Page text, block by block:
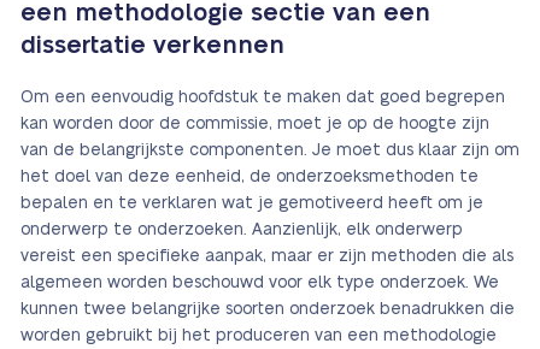
een methodologie sectie van een
dissertatie verkennen
Om een eenvoudig hoofdstuk te maken dat goed begrepen
kan worden door de commissie, moet je op de hoogte zijn
van de belangrijkste componenten. Je moet dus klaar zijn om
het doel van deze eenheid, de onderzoeksmethoden te
bepalen en te verklaren wat je gemotiveerd heeft om je
onderwerp te onderzoeken. Aanzienlijk, elk onderwerp
vereist een specifieke aanpak, maar er zijn methoden die als
algemeen worden beschouwd voor elk type onderzoek. We
kunnen twee belangrijke soorten onderzoek benadrukken die
worden gebruikt bij het produceren van een methodologie